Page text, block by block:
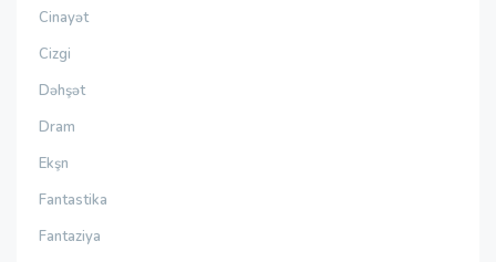
Cinayət
Cizgi
Dəhşət
Dram
Ekşn
Fantastika
Fantaziya